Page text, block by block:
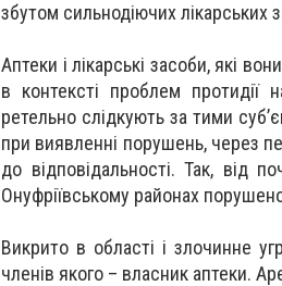
збутом сильнодіючих лікарських
Аптеки і лікарські засоби, які
в контексті проблем протидії
ретельно слідкують за тими
при виявленні порушень, через
до відповідальності. Так, від
Онуфріївському районах
Викрито в області і злочинне
членів якого – власник аптеки.